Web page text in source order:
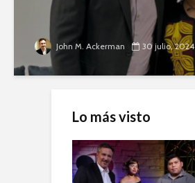
John M. Ackerman 30 julio, 2024
Lo más visto